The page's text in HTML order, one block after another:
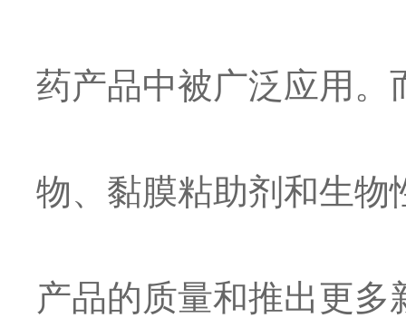
药产品中被广泛应用。
物、黏膜粘助剂和生物
产品的质量和推出更